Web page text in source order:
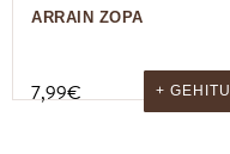
ARRAIN ZOPA
7,99€ + GEHITU